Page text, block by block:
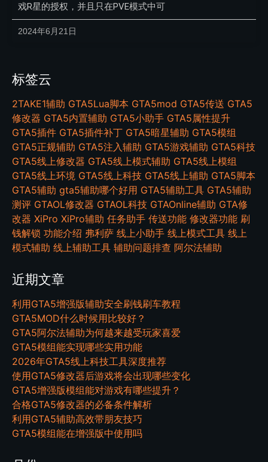
戏R星的授权，并且只在PVE模式中可
2024年6月21日
标签云
2TAKE1辅助 GTA5Lua脚本 GTA5mod GTA5传送 GTA5
修改器 GTA5内置辅助 GTA5小助手 GTA5属性提升
GTA5插件 GTA5插件补丁 GTA5暗星辅助 GTA5模组
GTA5正规辅助 GTA5注入辅助 GTA5游戏辅助 GTA5科技
GTA5线上修改器 GTA5线上模式辅助 GTA5线上模组
GTA5线上环境 GTA5线上科技 GTA5线上辅助 GTA5脚本
GTA5辅助 gta5辅助哪个好用 GTA5辅助工具 GTA5辅助
测评 GTAOL修改器 GTAOL科技 GTAOnline辅助 GTA修
改器 XiPro XiPro辅助 任务助手 传送功能 修改器功能 刷
钱解锁 功能介绍 弗利萨 线上小助手 线上模式工具 线上
模式辅助 线上辅助工具 辅助问题排查 阿尔法辅助
近期文章
利用GTA5增强版辅助安全刷钱刷车教程
GTA5MOD什么时候用比较好？
GTA5阿尔法辅助为何越来越受玩家喜爱
GTA5模组能实现哪些实用功能
2026年GTA5线上科技工具深度推荐
使用GTA5修改器后游戏将会出现哪些变化
GTA5增强版模组能对游戏有哪些提升？
合格GTA5修改器的必备条件解析
利用GTA5辅助高效带朋友技巧
GTA5模组能在增强版中使用吗